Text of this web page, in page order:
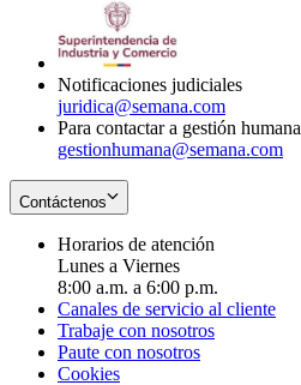
Notificaciones judiciales
juridica@semana.com
Para contactar a gestión humana
gestionhumana@semana.com
Contáctenos
Horarios de atención
Lunes a Viernes
8:00 a.m. a 6:00 p.m.
Canales de servicio al cliente
Trabaje con nosotros
Paute con nosotros
Cookies